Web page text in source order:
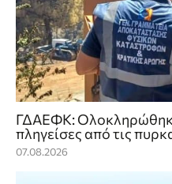
ΓΔΑΕΦΚ:
πληγείσες από τις
07.08.2026